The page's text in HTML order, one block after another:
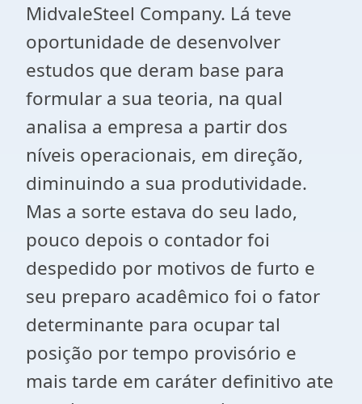
MidvaleSteel Company. Lá teve
oportunidade de desenvolver
estudos que deram base para
formular a sua teoria, na qual
analisa a empresa a partir dos
níveis operacionais, em direção,
diminuindo a sua produtividade.
Mas a sorte estava do seu lado,
pouco depois o contador foi
despedido por motivos de furto e
seu preparo acadêmico foi o fator
determinante para ocupar tal
posição por tempo provisório e
mais tarde em caráter definitivo ate